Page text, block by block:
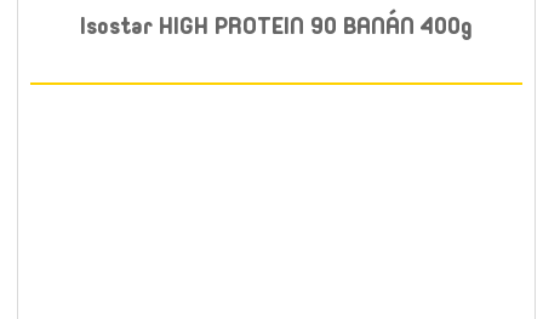
Isostar HIGH PROTEIN 90 BANÁN 400g